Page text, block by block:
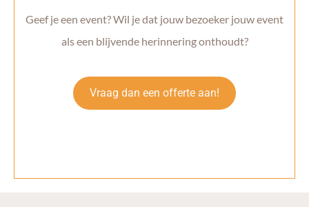
Geef je een event? Wil je dat jouw bezoeker jouw event
als een blijvende herinnering onthoudt?
Vraag dan een offerte aan!